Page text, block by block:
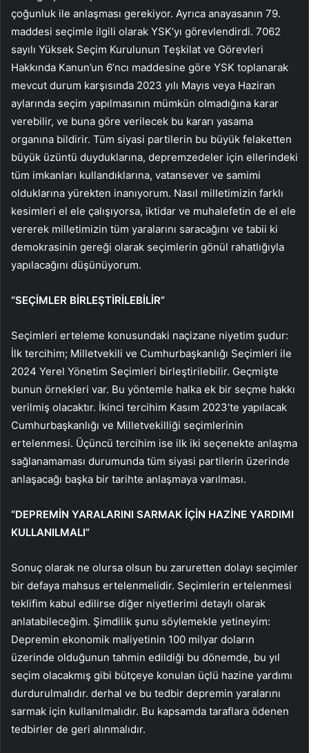
çoğunluk ile anlaşması gerekiyor. Ayrıca anayasanın 79.
maddesi seçimle ilgili olarak YSK’yı görevlendirdi. 7062
sayılı Yüksek Seçim Kurulunun Teşkilat ve Görevleri
Hakkında Kanun’un 6’ncı maddesine göre YSK toplanarak
mevcut durum karşısında 2023 yılı Mayıs veya Haziran
aylarında seçim yapılmasının mümkün olmadığına karar
verebilir, ve buna göre verilecek bu kararı yasama
organına bildirir. Tüm siyasi partilerin bu büyük felaketten
büyük üzüntü duyduklarına, depremzedeler için ellerindeki
tüm imkanları kullandıklarına, vatansever ve samimi
olduklarına yürekten inanıyorum. Nasıl milletimizin farklı
kesimleri el ele çalışıyorsa, iktidar ve muhalefetin de el ele
vererek milletimizin tüm yaralarını saracağını ve tabii ki
demokrasinin gereği olarak seçimlerin gönül rahatlığıyla
yapılacağını düşünüyorum.
“SEÇİMLER BİRLEŞTİRİLEBİLİR”
Seçimleri erteleme konusundaki naçizane niyetim şudur:
İlk tercihim; Milletvekili ve Cumhurbaşkanlığı Seçimleri ile
2024 Yerel Yönetim Seçimleri birleştirilebilir. Geçmişte
bunun örnekleri var. Bu yöntemle halka ek bir seçme hakkı
verilmiş olacaktır. İkinci tercihim Kasım 2023’te yapılacak
Cumhurbaşkanlığı ve Milletvekilliği seçimlerinin
ertelenmesi. Üçüncü tercihim ise ilk iki seçenekte anlaşma
sağlanamaması durumunda tüm siyasi partilerin üzerinde
anlaşacağı başka bir tarihte anlaşmaya varılması.
“DEPREMİN YARALARINI SARMAK İÇİN HAZİNE YARDIMI
KULLANILMALI”
Sonuç olarak ne olursa olsun bu zaruretten dolayı seçimler
bir defaya mahsus ertelenmelidir. Seçimlerin ertelenmesi
teklifim kabul edilirse diğer niyetlerimi detaylı olarak
anlatabileceğim. Şimdilik şunu söylemekle yetineyim:
Depremin ekonomik maliyetinin 100 milyar doların
üzerinde olduğunun tahmin edildiği bu dönemde, bu yıl
seçim olacakmış gibi bütçeye konulan üçlü hazine yardımı
durdurulmalıdır. derhal ve bu tedbir depremin yaralarını
sarmak için kullanılmalıdır. Bu kapsamda taraflara ödenen
tedbirler de geri alınmalıdır.